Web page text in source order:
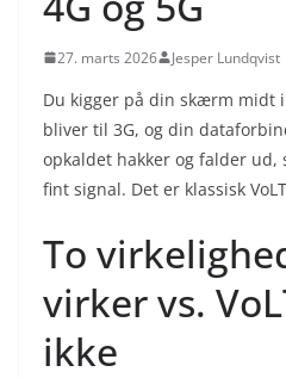
27. marts 2026 Jesper Lundqvist
Du kigger på din skærm midt
bliver til 3G, og din
opkaldet hakker og falder ud,
fint signal. Det er klassisk
To
virker vs.
ikke